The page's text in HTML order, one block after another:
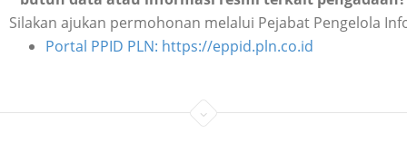
Silakan ajukan permohonan melalui Pejabat Pengelola
Portal PPID PLN: https://eppid.pln.co.id